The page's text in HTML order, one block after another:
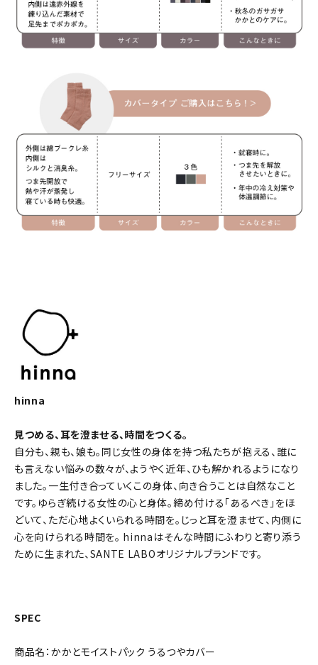
hinna
見つめる、耳を澄ませる、時間をつくる。
自分も、親も、娘も。同じ女性の身体を持つ私たちが抱える、誰に
も言えない悩みの数々が、ようやく近年、ひも解かれるようになり
ました。一生付き合っていくこの身体、向き合うことは自然なこと
です。ゆらぎ続ける女性の心と身体。締め付ける「あるべき」をほ
どいて、ただ心地よくいられる時間を。じっと耳を澄ませて、内側に
心を向けられる時間を。 hinnaはそんな時間にふわりと寄り添う
ために生まれた、SANTE LABOオリジナルブランドです。
SPEC
商品名：かかとモイストパック うるつやカバー